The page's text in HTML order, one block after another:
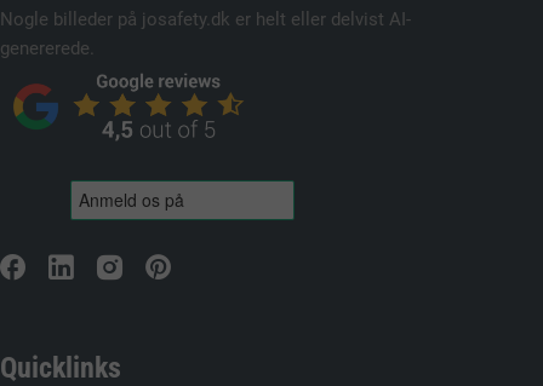
Nogle billeder på josafety.dk er helt eller delvist AI-
genererede.
Quicklinks